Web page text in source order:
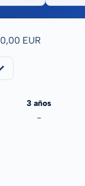
0,00 EUR
3 años
-